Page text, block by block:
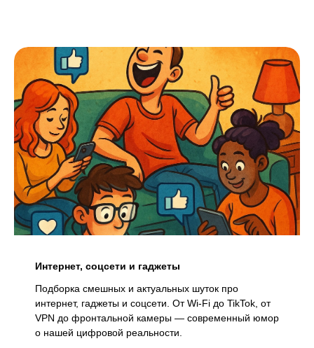
Интернет, соцсети и гаджеты
Подборка смешных и актуальных шуток про
интернет, гаджеты и соцсети. От Wi-Fi до TikTok, от
VPN до фронтальной камеры — современный юмор
о нашей цифровой реальности.